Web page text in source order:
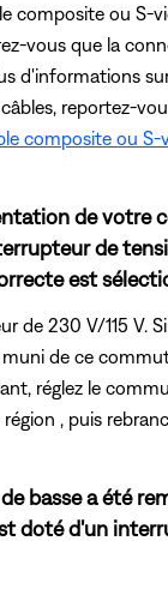
composite ou S-
vous que la
d'informations
reportez-
composite ou S-
de votre
de
est
de 230 V/115 V.
de ce
réglez le
, puis
basse a été
doté d'un